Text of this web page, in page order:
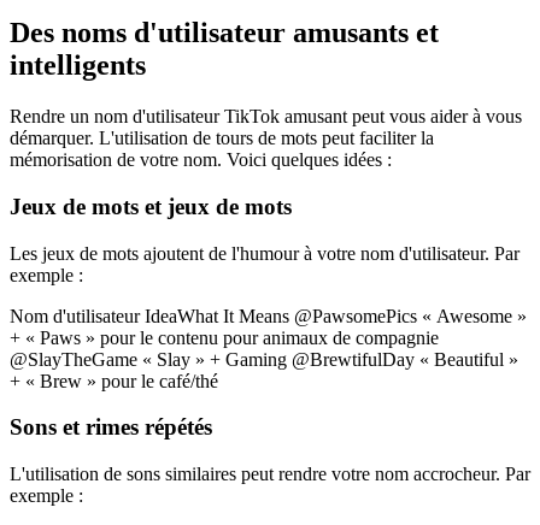
Des noms d'utilisateur amusants et
intelligents
Rendre un nom d'utilisateur TikTok amusant peut vous aider à vous
démarquer. L'utilisation de tours de mots peut faciliter la
mémorisation de votre nom. Voici quelques idées :
Jeux de mots et jeux de mots
Les jeux de mots ajoutent de l'humour à votre nom d'utilisateur. Par
exemple :
Nom d'utilisateur IdeaWhat It Means @PawsomePics « Awesome »
+ « Paws » pour le contenu pour animaux de compagnie
@SlayTheGame « Slay » + Gaming @BrewtifulDay « Beautiful »
+ « Brew » pour le café/thé
Sons et rimes répétés
L'utilisation de sons similaires peut rendre votre nom accrocheur. Par
exemple :